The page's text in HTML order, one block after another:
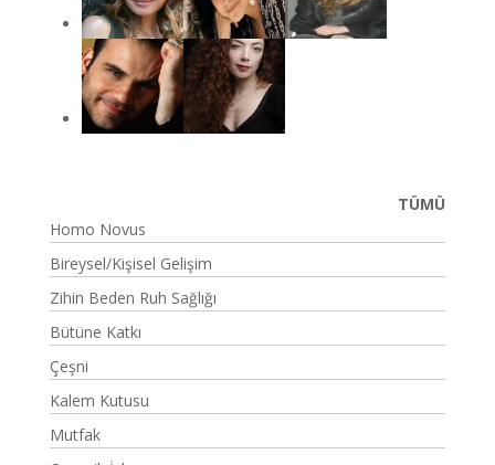
TÜMÜ
Homo Novus
Bireysel/Kişisel Gelişim
Zihin Beden Ruh Sağlığı
Bütüne Katkı
Çeşni
Kalem Kutusu
Mutfak